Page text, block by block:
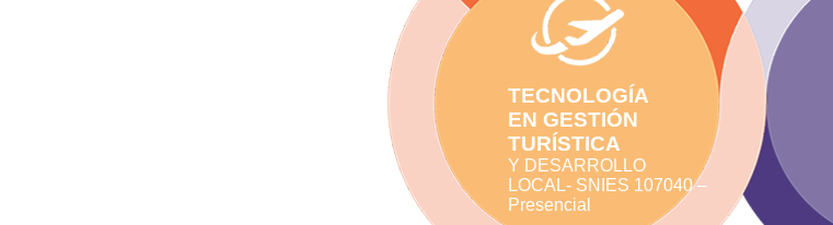
TECNOLOGÍA
EN GESTIÓN
TURÍSTICA
Y DESARROLLO
LOCAL- SNIES 107040 –
Presencial